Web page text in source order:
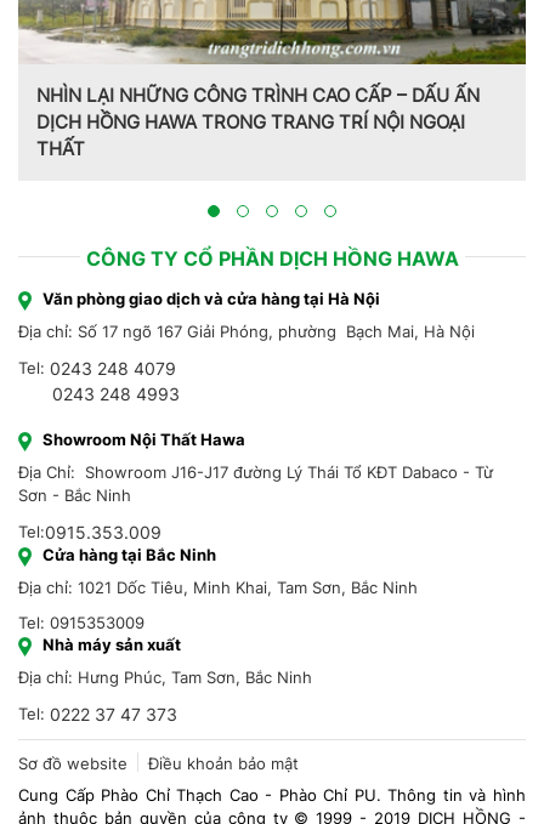
NHÌN LẠI NHỮNG CÔNG TRÌNH CAO CẤP – DẤU ẤN
DỊCH HỒNG HAWA TRONG TRANG TRÍ NỘI NGOẠI
THẤT
CÔNG TY CỔ PHẦN DỊCH HỒNG HAWA
Văn phòng giao dịch và cửa hàng tại Hà Nội
Địa chỉ: Số 17 ngõ 167 Giải Phóng, phường Bạch Mai, Hà Nội
Tel: 0243 248 4079
0243 248 4993
Showroom Nội Thất Hawa
Địa Chỉ: Showroom J16-J17 đường Lý Thái Tổ KĐT Dabaco - Từ
Sơn - Bắc Ninh
Tel:0915.353.009
Cửa hàng tại Bắc Ninh
Địa chỉ: 1021 Dốc Tiêu, Minh Khai, Tam Sơn, Bắc Ninh
Tel: 0915353009
Nhà máy sản xuất
Địa chỉ: Hưng Phúc, Tam Sơn, Bắc Ninh
Tel: 0222 37 47 373
Sơ đồ website
Điều khoản bảo mật
Cung Cấp Phào Chỉ Thạch Cao - Phào Chỉ PU. Thông tin và hình
ảnh thuộc bản quyền của công ty © 1999 - 2019 DỊCH HỒNG -